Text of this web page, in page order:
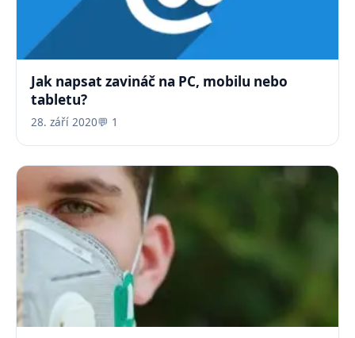
Jak napsat zavináč na PC, mobilu nebo
tabletu?
28. září 2020💬 1